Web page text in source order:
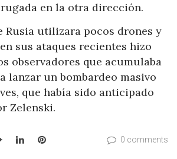
en la otra dirección.
Rusia utilizara pocos drones y
sus ataques recientes hizo
observadores que acumulaba
lanzar un bombardeo masivo
que había sido anticipado
Zelenski.
Google+LinkedInPinterest 0 comments